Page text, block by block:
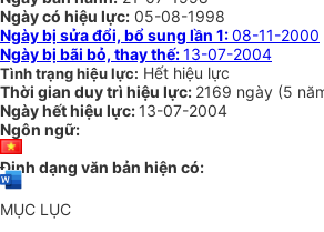
Ngày có hiệu lực: 05-08-1998
Ngày bị sửa đổi, bổ sung lần 1:08-11-2000
Ngày bị bãi bỏ, thay thế:13-07-2004
Tình trạng hiệu lực: Hết hiệu lực
Thời gian duy trì hiệu lực: 2169 ngày (5
Ngày hết hiệu lực: 13-07-2004
Ngôn ngữ:
Định dạng văn bản hiện có:
MỤC LỤC